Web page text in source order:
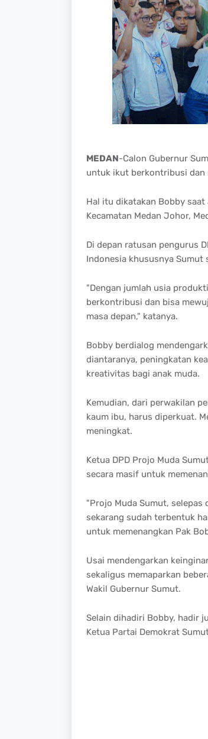
MEDAN-Calon Gubernur
untuk ikut berkontribusi dan
Hal itu dikatakan Bobby saat
Kecamatan Medan Johor,
Di depan ratusan pengurus
Indonesia khususnya Sumut
"Dengan jumlah usia
berkontribusi dan bisa
masa depan," katanya.
Bobby berdialog
diantaranya, peningkatan
kreativitas bagi anak muda.
Kemudian, dari perwakilan
kaum ibu, harus diperkuat.
meningkat.
Ketua DPD Projo Muda
secara masif untuk
"Projo Muda Sumut, selepas
sekarang sudah terbentuk
untuk memenangkan Pak
Usai mendengarkan
sekaligus memaparkan
Wakil Gubernur Sumut.
Selain dihadiri Bobby, hadir
Ketua Partai Demokrat